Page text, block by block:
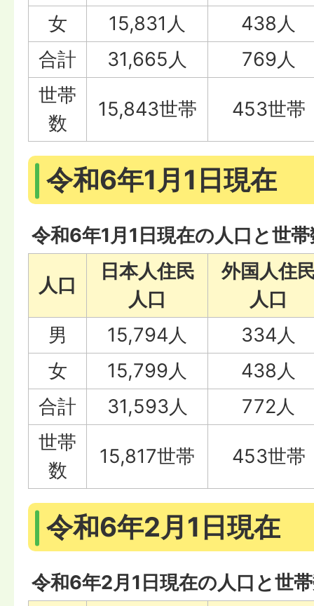
女
15,831人
438人
合計
31,665人
769人
世帯
数
15,843世帯 453世帯
令和6年1月1日現在
令和6年1月1日現在の人口と世
人口
日本人住民
人口
外国人住
人口
男
15,794人
334人
女
15,799人
438人
合計
31,593人
772人
世帯
数
15,817世帯 453世帯
令和6年2月1日現在
令和6年2月1日現在の人口と世